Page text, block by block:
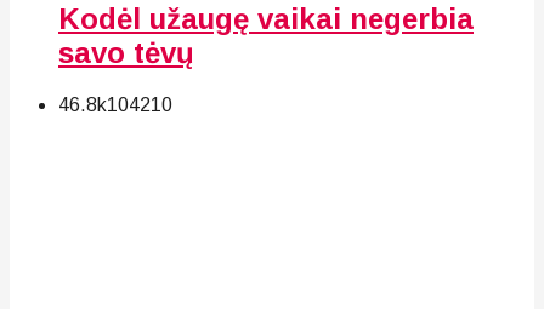
Kodėl užaugę vaikai negerbia
savo tėvų
46.8k104210